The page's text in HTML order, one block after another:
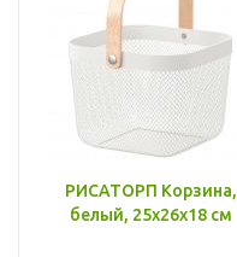
РИСАТОРП Корзина,
белый, 25x26x18 см